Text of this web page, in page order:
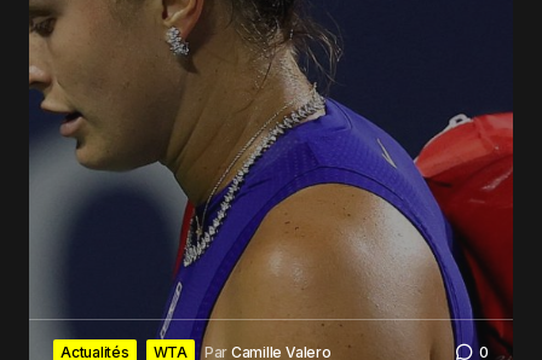
Actualités WTA Par Camille Valero 0